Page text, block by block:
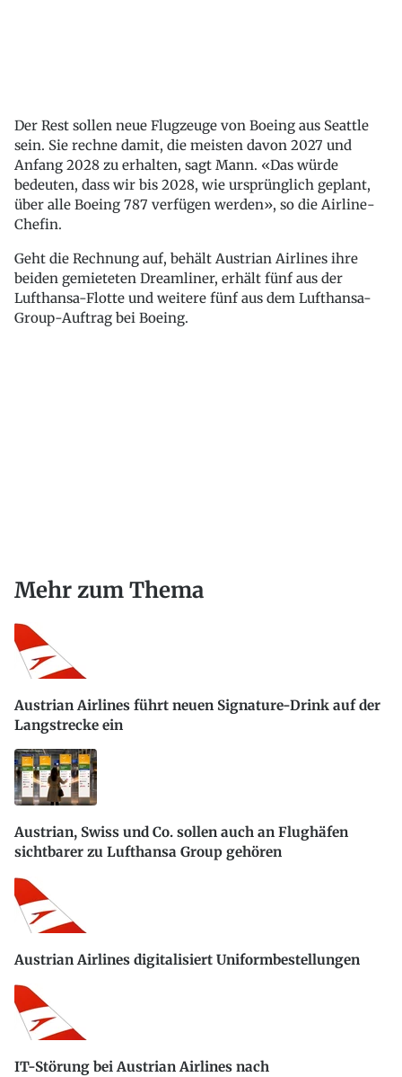
Der Rest sollen neue Flugzeuge von Boeing aus Seattle
sein. Sie rechne damit, die meisten davon 2027 und
Anfang 2028 zu erhalten, sagt Mann. «Das würde
bedeuten, dass wir bis 2028, wie ursprünglich geplant,
über alle Boeing 787 verfügen werden», so die Airline-
Chefin.
Geht die Rechnung auf, behält Austrian Airlines ihre
beiden gemieteten Dreamliner, erhält fünf aus der
Lufthansa-Flotte und weitere fünf aus dem Lufthansa-
Group-Auftrag bei Boeing.
Mehr zum Thema
Austrian Airlines führt neuen Signature-Drink auf der
Langstrecke ein
Austrian, Swiss und Co. sollen auch an Flughäfen
sichtbarer zu Lufthansa Group gehören
Austrian Airlines digitalisiert Uniformbestellungen
IT-Störung bei Austrian Airlines nach